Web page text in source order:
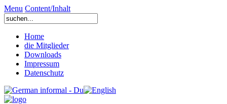
Menu Content/Inhalt
Home
die Mitglieder
Downloads
Impressum
Datenschutz